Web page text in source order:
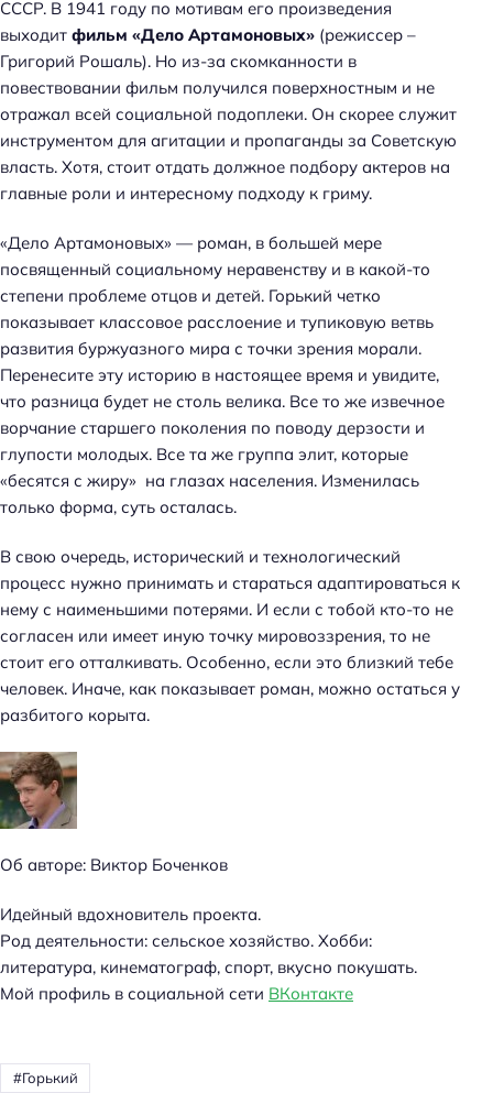
СССР. В 1941 году по мотивам его произведения
выходит фильм «Дело Артамоновых» (режиссер –
Григорий Рошаль). Но из-за скомканности в
повествовании фильм получился поверхностным и не
отражал всей социальной подоплеки. Он скорее служит
инструментом для агитации и пропаганды за Советскую
власть. Хотя, стоит отдать должное подбору актеров на
главные роли и интересному подходу к гриму.
«Дело Артамоновых» — роман, в большей мере
посвященный социальному неравенству и в какой-то
степени проблеме отцов и детей. Горький четко
показывает классовое расслоение и тупиковую ветвь
развития буржуазного мира с точки зрения морали.
Перенесите эту историю в настоящее время и увидите,
что разница будет не столь велика. Все то же извечное
ворчание старшего поколения по поводу дерзости и
глупости молодых. Все та же группа элит, которые
«бесятся с жиру» на глазах населения. Изменилась
только форма, суть осталась.
В свою очередь, исторический и технологический
процесс нужно принимать и стараться адаптироваться к
нему с наименьшими потерями. И если с тобой кто-то не
согласен или имеет иную точку мировоззрения, то не
стоит его отталкивать. Особенно, если это близкий тебе
человек. Иначе, как показывает роман, можно остаться у
разбитого корыта.
Об авторе: Виктор Боченков
Идейный вдохновитель проекта.
Род деятельности: сельское хозяйство. Хобби:
литература, кинематограф, спорт, вкусно покушать.
Мой профиль в социальной сети ВКонтакте
Горький